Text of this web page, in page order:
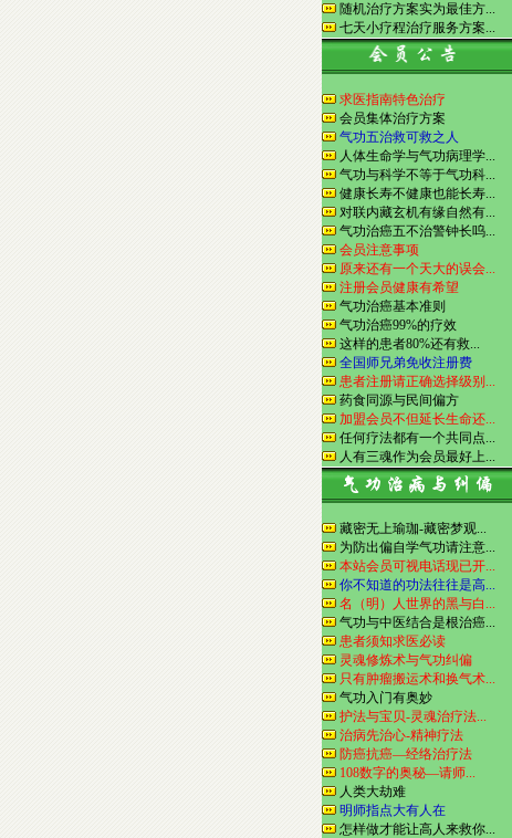
随机治疗方案实为最佳方...
七天小疗程治疗服务方案...
求医指南特色治疗
会员集体治疗方案
气功五治救可救之人
人体生命学与气功病理学...
气功与科学不等于气功科...
健康长寿不健康也能长寿...
对联内藏玄机有缘自然有...
气功治癌五不治警钟长呜...
会员注意事项
原来还有一个天大的误会...
注册会员健康有希望
气功治癌基本准则
气功治癌99%的疗效
这样的患者80%还有救...
全国师兄弟免收注册费
患者注册请正确选择级别...
药食同源与民间偏方
加盟会员不但延长生命还...
任何疗法都有一个共同点...
人有三魂作为会员最好上...
藏密无上瑜珈-藏密梦观...
为防出偏自学气功请注意...
本站会员可视电话现已开...
你不知道的功法往往是高...
名（明）人世界的黑与白...
气功与中医结合是根治癌...
患者须知求医必读
灵魂修炼术与气功纠偏
只有肿瘤搬运术和换气术...
气功入门有奥妙
护法与宝贝-灵魂治疗法...
治病先治心-精神疗法
防癌抗癌—经络治疗法
108数字的奥秘—请师...
人类大劫难
明师指点大有人在
怎样做才能让高人来救你...